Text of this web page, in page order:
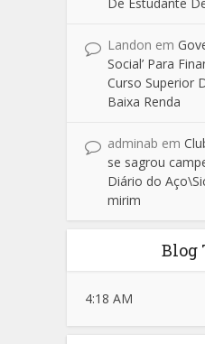
De Estudante
Landon em
Social’ Para
Curso Superior
Baixa Renda
adminab em
se sagrou
Diário do
mirim
Blog
4:18 AM